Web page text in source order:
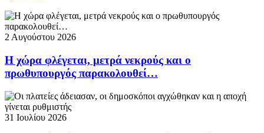
2 Αυγούστου 2026
Η χώρα φλέγεται, μετρά νεκρούς και ο
πρωθυπουργός παρακολουθεί…
31 Ιουλίου 2026